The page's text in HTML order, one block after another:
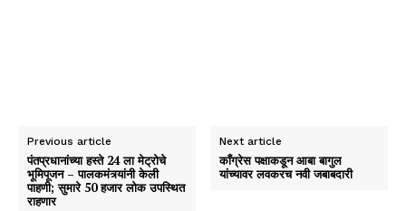
Previous article
पंतप्रधानांच्या हस्ते 24 ला मेट्रोचे
भूमिपूजन – पालकमंत्र्यांनी केली
पाहणी; सुमारे 50 हजार लोक उपस्थित
राहणार
Next article
काँग्रेस पक्षाकडून आबा बागुल
यांच्यावर लवकरच नवी जबाबदारी